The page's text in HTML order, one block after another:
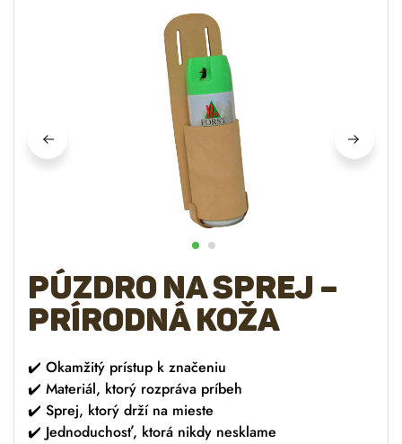
Púzdro na sprej –
prírodná koža
✔️ Okamžitý prístup k značeniu
✔️ Materiál, ktorý rozpráva príbeh
✔️ Sprej, ktorý drží na mieste
✔️ Jednoduchosť, ktorá nikdy nesklame